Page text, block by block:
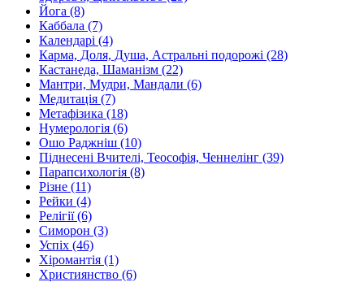
Йога (8)
Каббала (7)
Календарі (4)
Карма, Доля, Душа, Астральні подорожі (28)
Кастанеда, Шаманізм (22)
Мантри, Мудри, Мандали (6)
Медитація (7)
Метафізика (18)
Нумерологія (6)
Ошо Раджніш (10)
Піднесені Вчителі, Теософія, Ченнелінг (39)
Парапсихологія (8)
Різне (11)
Рейки (4)
Релігії (6)
Симорон (3)
Успіх (46)
Хіромантія (1)
Християнство (6)